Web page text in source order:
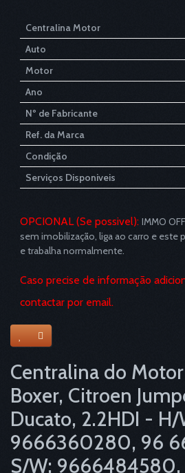
Centralina Motor
Auto
Motor
Ano
Nº de Fabricante
Ref. da Marca
Condição
Serviços Disponiveis
OPCIONAL (Se possivel): IMMO
sem imobilização, liga ao carro e este
e trabalha normalmente.
Caso precise de informação
contactar por email.
Centralina do
Boxer, Citroen
Ducato, 2.2HDI - H/
9666360280, 96
S/W: